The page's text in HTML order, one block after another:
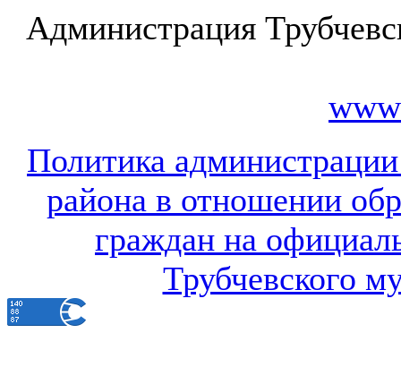
Администрация
Политика
района в отношении
граждан на
Трубчевского